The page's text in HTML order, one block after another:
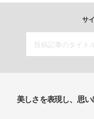
サ
美しさを表現し、思